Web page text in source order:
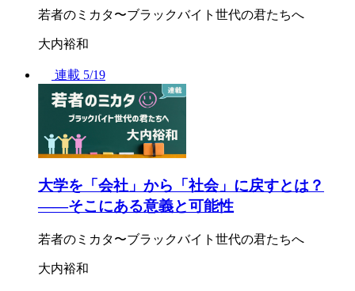
若者のミカタ〜ブラックバイト世代の君たちへ
大内裕和
連載 5/19
大学を「会社」から「社会」に戻すとは？
――そこにある意義と可能性
若者のミカタ〜ブラックバイト世代の君たちへ
大内裕和